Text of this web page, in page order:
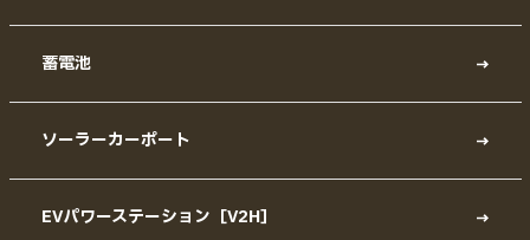
蓄電池
ソーラーカーポート
EVパワーステーション［V2H］